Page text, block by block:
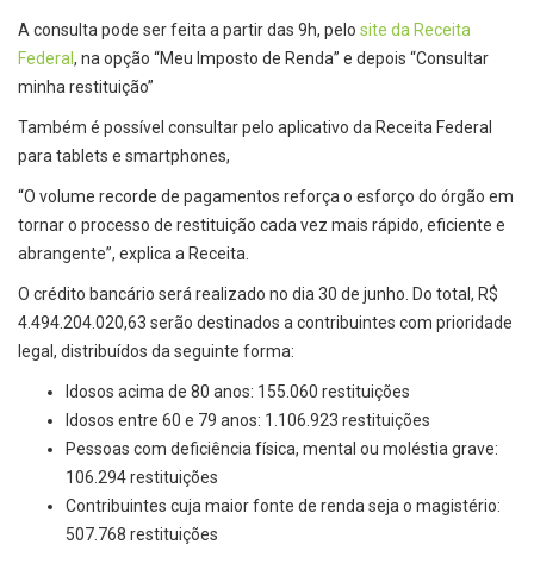
A consulta pode ser feita a partir das 9h, pelo site da Receita
Federal , na opção “Meu Imposto de Renda” e depois “Consultar
minha restituição”
Também é possível consultar pelo aplicativo da Receita Federal
para tablets e smartphones,
“O volume recorde de pagamentos reforça o esforço do órgão em
tornar o processo de restituição cada vez mais rápido, eficiente e
abrangente”, explica a Receita.
O crédito bancário será realizado no dia 30 de junho. Do total, R$
4.494.204.020,63 serão destinados a contribuintes com prioridade
legal, distribuídos da seguinte forma:
Idosos acima de 80 anos: 155.060 restituições
Idosos entre 60 e 79 anos: 1.106.923 restituições
Pessoas com deficiência física, mental ou moléstia grave:
106.294 restituições
Contribuintes cuja maior fonte de renda seja o magistério:
507.768 restituições